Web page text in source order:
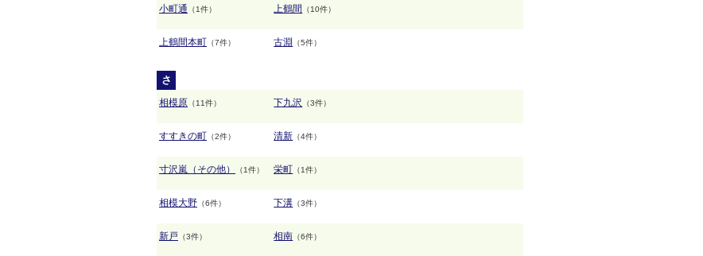
小町通 （1件） 上鶴間 （10件）
上鶴間本町 （7件） 古淵 （5件）
さ
相模原 （11件） 下九沢 （3件）
すすきの町 （2件） 清新 （4件）
寸沢嵐（その他） （1件） 栄町 （1件）
相模大野 （6件） 下溝 （3件）
新戸 （3件） 相南 （6件）